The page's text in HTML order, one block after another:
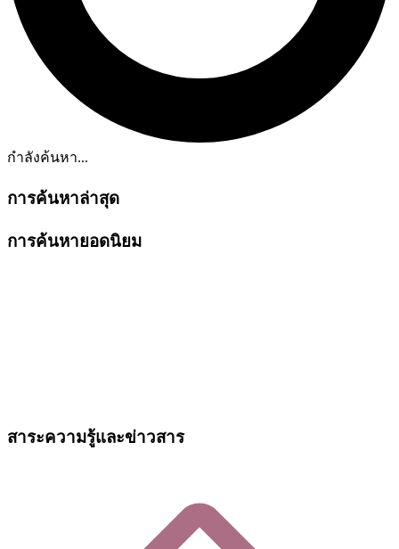
กำลังค้นหา...
การค้นหาล่าสุด
การค้นหายอดนิยม
สาระความรู้และข่าวสาร